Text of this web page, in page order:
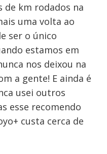
de km rodados na
uma volta ao
ser o único
estamos em
nos deixou na
a gente! E ainda é
usei outros
esse recomendo
custa cerca de